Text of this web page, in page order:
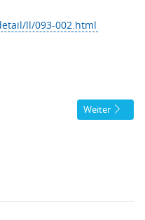
ll/093-002.html
und Therapie desNächster
Weiter